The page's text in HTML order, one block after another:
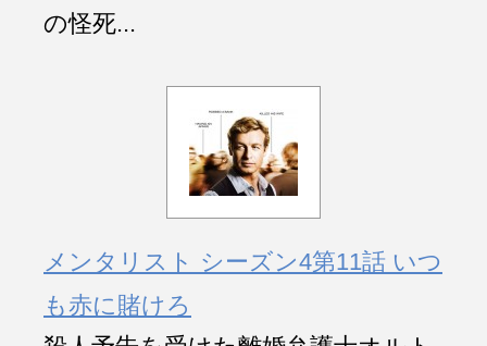
の怪死...
メンタリスト シーズン4第11話 いつ
も赤に賭けろ